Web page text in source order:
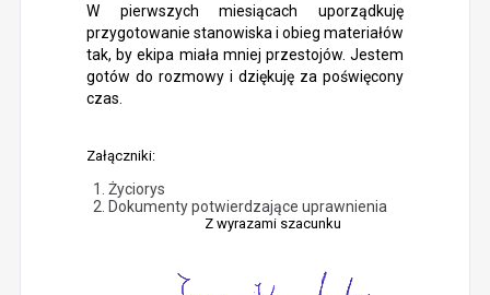
W pierwszych miesiącach uporządkuję
przygotowanie stanowiska i obieg materiałów
tak, by ekipa miała mniej przestojów. Jestem
gotów do rozmowy i dziękuję za poświęcony
czas.
Załączniki:
Życiorys
Dokumenty potwierdzające uprawnienia
Z wyrazami szacunku